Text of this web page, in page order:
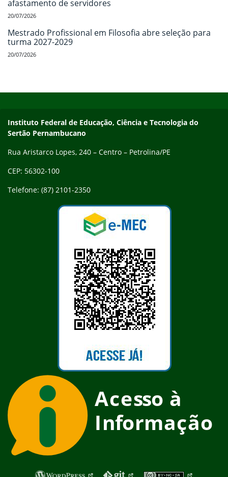
afastamento de servidores
20/07/2026
Mestrado Profissional em Filosofia abre seleção para
turma 2027-2029
20/07/2026
Endereço
Instituto Federal de Educação, Ciência e Tecnologia do
Sertão Pernambucano
Rua Aristarco Lopes, 240 – Centro – Petrolina/PE
CEP: 56302-100
Telefone: (87) 2101-2350